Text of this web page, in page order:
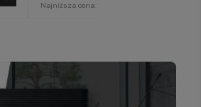
Najniższa cena: